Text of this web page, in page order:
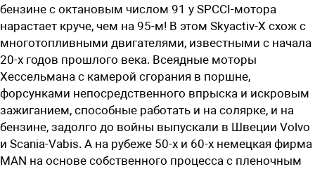
бензине с октановым числом 91 у SPCCI-мотора
нарастает круче, чем на 95-м! В этом Skyactiv-X схож с
многотопливными двигателями, известными с начала
­20-х годов прошлого века. Всеядные моторы
Хессельмана с камерой сгорания в поршне,
форсунками непосредственного впрыска и искровым
зажиганием, способные работать и на солярке, и на
бензине, задолго до войны выпускали в Швеции Volvo
и Scania-Vabis. А на рубеже 50-х и 60-х немецкая фирма
MAN на основе собственного процесса с пленочным